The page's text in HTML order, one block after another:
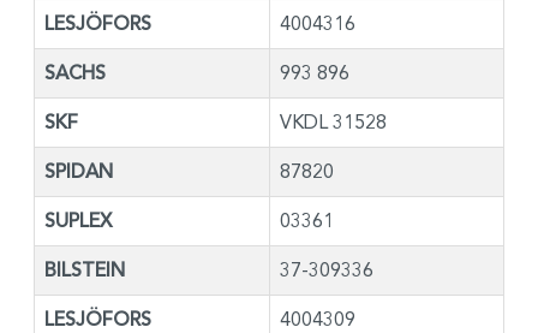
LESJÖFORS 4004316
SACHS 993 896
SKF VKDL 31528
SPIDAN 87820
SUPLEX 03361
BILSTEIN 37-309336
LESJÖFORS 4004309